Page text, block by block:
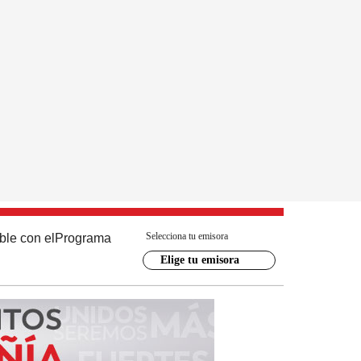
con el Programa Selecciona tu emisora
Elige tu emisora